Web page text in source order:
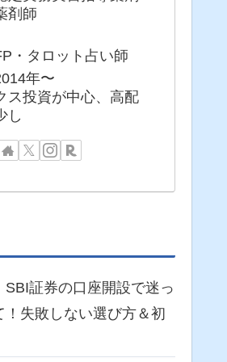
剤師
・タロット占い師
年〜
ス投資が中心、高配
し
SBI証券の口座開設で迷っ
！失敗しない選び方＆初